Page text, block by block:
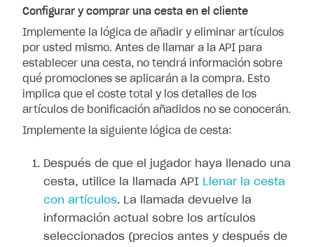
Configurar y comprar una cesta en el cliente
Implemente la lógica de añadir y eliminar artículos
por usted mismo. Antes de llamar a la API para
establecer una cesta, no tendrá información sobre
qué promociones se aplicarán a la compra. Esto
implica que el coste total y los detalles de los
artículos de bonificación añadidos no se conocerán.
Implemente la siguiente lógica de cesta:
Después de que el jugador haya llenado una
cesta, utilice la llamada API Llenar la cesta
con artículos. La llamada devuelve la
información actual sobre los artículos
seleccionados (precios antes y después de